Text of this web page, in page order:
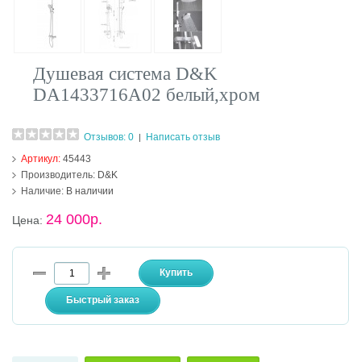
Душевая система D&K
DA1433716A02 белый,хром
Отзывов: 0
Написать отзыв
Артикул:45443
Производитель: D&K
Наличие: В наличии
Цена:24 000р.